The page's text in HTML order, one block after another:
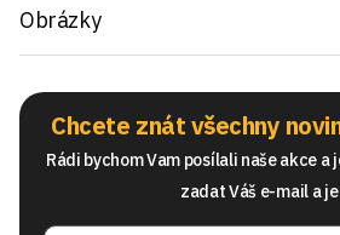
Obrázky
Chcete znát všechny
Rádi bychom Vam posílali naše akce a
zadat Váš e-mail a